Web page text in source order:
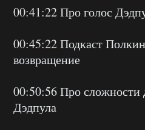
00:41:22 Про голос
00:45:22 Подкаст
возвращение
00:50:56 Про сложности
Дэдпула